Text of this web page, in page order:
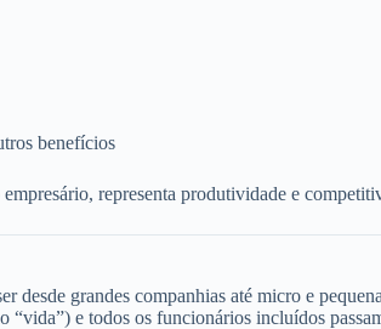
benefícios
representa produtividade e
desde grandes companhias até micro e
e todos os funcionários incluídos